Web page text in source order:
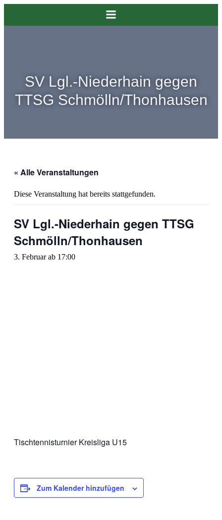
SV Lgl.-Niederhain gegen
TTSG Schmölln/Thonhausen
« Alle Veranstaltungen
Diese Veranstaltung hat bereits stattgefunden.
SV Lgl.-Niederhain gegen TTSG
Schmölln/Thonhausen
3. Februar ab 17:00
Tischtennisturnier Kreisliga U15
Zum Kalender hinzufügen